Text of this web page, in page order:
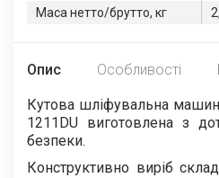
Маса нетто/брутто, кг
Опис Особливості
Кутова шліфувальна
1211DU виготовлена з
безпеки.
Конструктивно виріб